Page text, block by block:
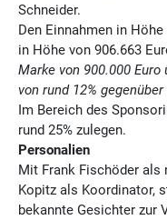
Schneider.
Den Einnahmen in
in Höhe von 906.663
Marke von 900.000
von rund 12%
Im Bereich des
rund 25% zulegen.
Personalien
Mit Frank Fischöder als
Kopitz als Koordinator,
bekannte Gesichter zur